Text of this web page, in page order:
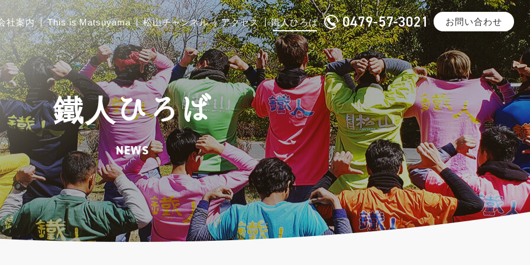
社案内
ご挨拶 沿革
会社概要 メディア掲載
工場および関連施設のご紹介
This is Matsuyama
胴縁加工 一般鋼材加工
太陽光架台設計製作
みけどうぶち・スーパーダイマ
®
松山チャンネル アクセス 鐵人ひろば 0479-57-3021 お問い合わせ
鐵人ひろば
NEWS